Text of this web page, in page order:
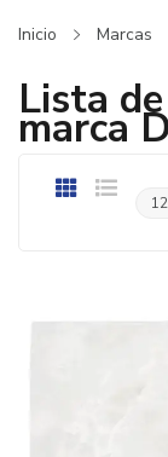
Inicio Marcas
Lista
marca
12